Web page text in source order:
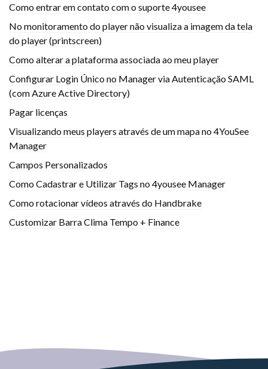
Como entrar em contato com o suporte 4yousee
No monitoramento do player não visualiza a imagem da tela
do player (printscreen)
Como alterar a plataforma associada ao meu player
Configurar Login Único no Manager via Autenticação SAML
(com Azure Active Directory)
Pagar licenças
Visualizando meus players através de um mapa no 4YouSee
Manager
Campos Personalizados
Como Cadastrar e Utilizar Tags no 4yousee Manager
Como rotacionar vídeos através do Handbrake
Customizar Barra Clima Tempo + Finance